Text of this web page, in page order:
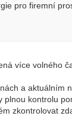
pro firemní
více volného
a aktuálním
plnou kontrolu
zkontrolovat